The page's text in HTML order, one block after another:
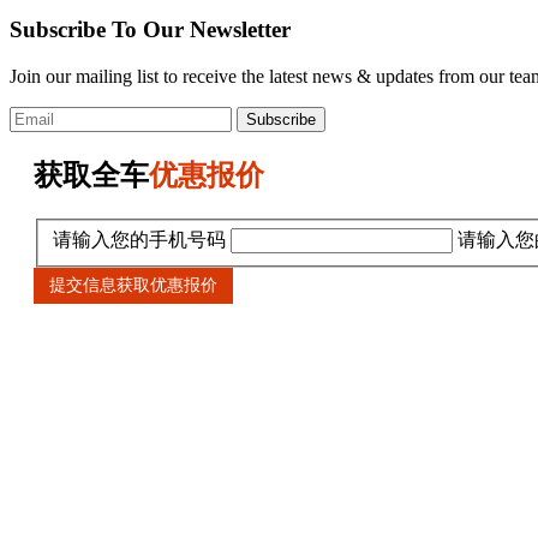
Subscribe To Our Newsletter
Join our mailing list to receive the latest news & updates from our
Subscribe
获取全车优惠报价
请输入您的手机号码 请输入
提交信息获取优惠报价